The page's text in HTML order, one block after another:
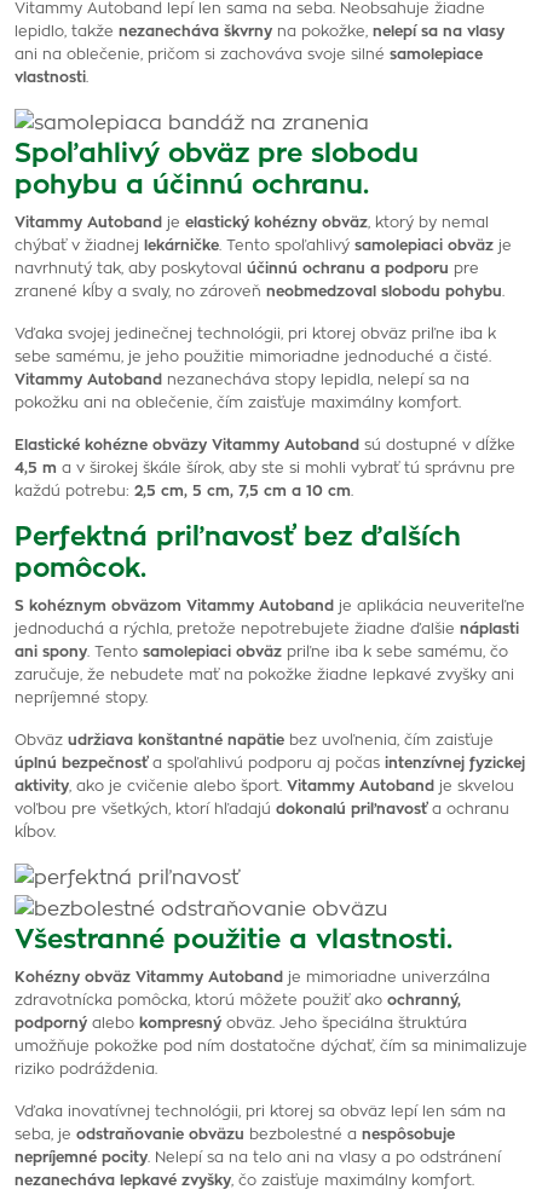
Vitammy Autoband lepí len sama na seba. Neobsahuje žiadne
lepidlo, takže nezanecháva škvrny na pokožke, nelepí sa na vlasy
ani na oblečenie, pričom si zachováva svoje silné samolepiace
vlastnosti
Spoľahlivý obväz pre slobodu
pohybu a účinnú ochranu.
Vitammy Autoband je elastický kohézny obväz , ktorý by nemal
chýbať v žiadnej
lekárničke . Tento spoľahlivý samolepiaci obväz je
navrhnutý tak, aby poskytoval účinnú ochranu a podporu pre
zranené kĺby a svaly, no zároveň neobmedzoval slobodu pohybu
Vďaka svojej jedinečnej technológii, pri ktorej obväz priľne iba k
sebe samému, je jeho použitie mimoriadne jednoduché a čisté.
Vitammy Autoband nezanecháva stopy lepidla, nelepí sa na
pokožku ani na oblečenie, čím zaisťuje maximálny komfort.
Elastické kohézne obväzy Vitammy Autoband sú dostupné v dĺžke
4,5 m a v širokej škále šírok, aby ste si mohli vybrať tú správnu pre
každú potrebu: 2,5 cm, 5 cm, 7,5 cm a 10 cm
Perfektná priľnavosť bez ďalších
pomôcok.
S kohéznym obväzom Vitammy Autoband je aplikácia neuveriteľne
jednoduchá a rýchla, pretože nepotrebujete žiadne ďalšie náplasti
ani spony . Tento samolepiaci obväz priľne iba k sebe samému, čo
zaručuje, že nebudete mať na pokožke žiadne lepkavé zvyšky ani
nepríjemné stopy.
Obväz udržiava konštantné napätie bez uvoľnenia, čím zaisťuje
úplnú bezpečnosťa spoľahlivú podporu aj počas intenzívnej fyzickej
aktivity , ako je cvičenie alebo šport. Vitammy Autoband je skvelou
voľbou pre všetkých, ktorí hľadajú dokonalú priľnavosťa ochranu
kĺbov.
Všestranné použitie a vlastnosti.
Kohézny obväz Vitammy Autoband je mimoriadne univerzálna
zdravotnícka pomôcka, ktorú môžete použiť ako ochranný,
podporný alebo kompresný obväz. Jeho špeciálna štruktúra
umožňuje pokožke pod ním dostatočne dýchať, čím sa minimalizuje
riziko podráždenia.
Vďaka inovatívnej technológii, pri ktorej sa obväz lepí len sám na
seba, je odstraňovanie obväzu bezbolestné a nespôsobuje
nepríjemné pocity . Nelepí sa na telo ani na vlasy a po odstránení
nezanecháva lepkavé zvyšky , čo zaisťuje maximálny komfort.